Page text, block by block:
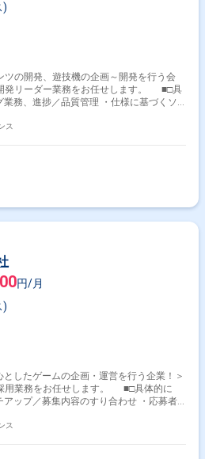
)
ツの開発、遊技機の企画～開発を行う会
発リーダー業務をお任せします。 ■□具
務、進捗／品質管理 ・仕様に基づくソ
ール導入などの開発実務 ・開発スケジ
ス
円/月
)
したゲームの企画・運営を行う企業！＞
用業務をお任せします。 ■□具体的に
ップ／募集内容のすり合わせ ・応募者
接の進行対応 ・社内申請／オファー面
ス